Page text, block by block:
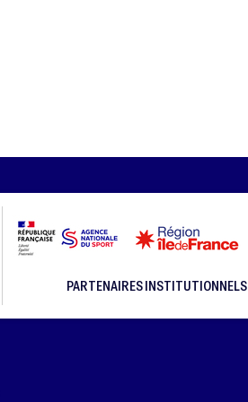
PARTENAIRES INSTITUTIONNELS